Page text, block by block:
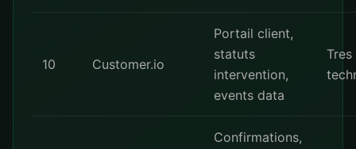
10 Customer.io
Portail client,
statuts
intervention,
events data
Tres
Confirmations,